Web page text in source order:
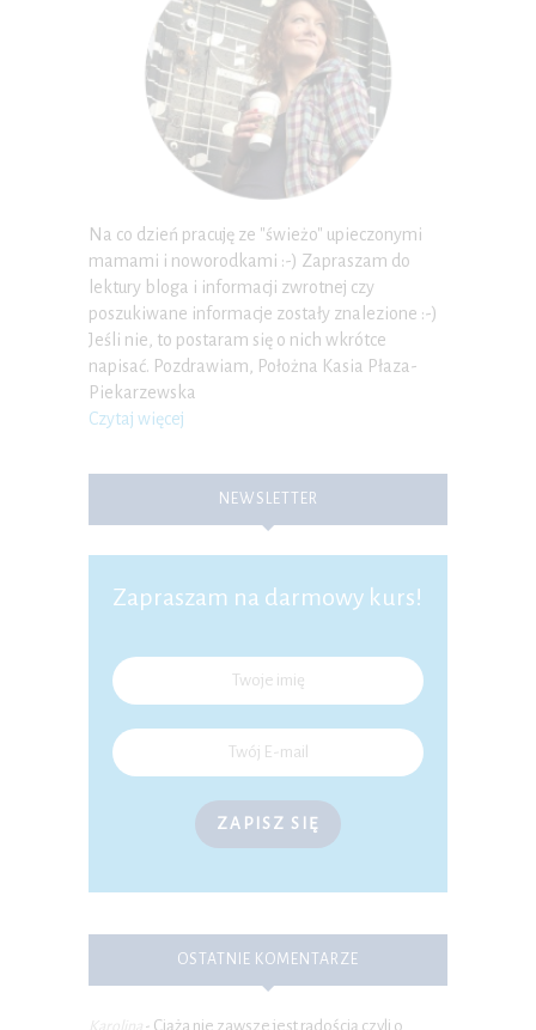
Na co dzień pracuję ze "świeżo" upieczonymi
mamami i noworodkami :-) Zapraszam do
lektury bloga i informacji zwrotnej czy
poszukiwane informacje zostały znalezione :-)
Jeśli nie, to postaram się o nich wkrótce
napisać. Pozdrawiam, Położna Kasia Płaza-
Piekarzewska
Czytaj więcej
NEWSLETTER
Zapraszam na darmowy kurs!
ZAPISZ SIĘ
OSTATNIE KOMENTARZE
Karolina - Ciąża nie zawsze jest radością czyli o